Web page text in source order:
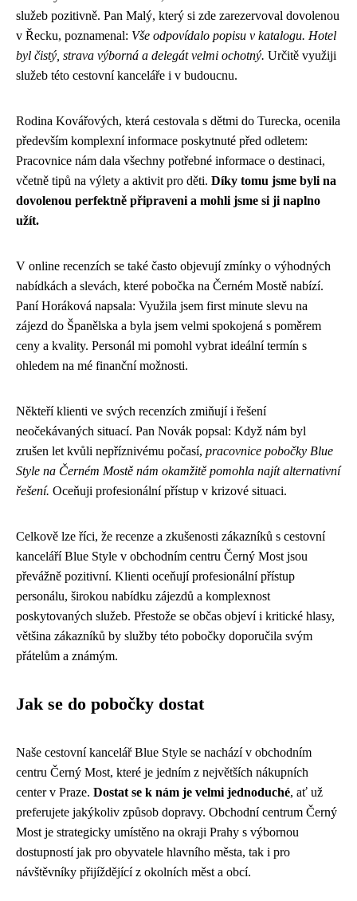
služeb pozitivně. Pan Malý, který si zde zarezervoval dovolenou
v Řecku, poznamenal: Vše odpovídalo popisu v katalogu. Hotel
byl čistý, strava výborná a delegát velmi ochotný. Určitě využiji
služeb této cestovní kanceláře i v budoucnu.
Rodina Kovářových, která cestovala s dětmi do Turecka, ocenila
především komplexní informace poskytnuté před odletem:
Pracovnice nám dala všechny potřebné informace o destinaci,
včetně tipů na výlety a aktivit pro děti. Díky tomu jsme byli na
dovolenou perfektně připraveni a mohli jsme si ji naplno
užít.
V online recenzích se také často objevují zmínky o výhodných
nabídkách a slevách, které pobočka na Černém Mostě nabízí.
Paní Horáková napsala: Využila jsem first minute slevu na
zájezd do Španělska a byla jsem velmi spokojená s poměrem
ceny a kvality. Personál mi pomohl vybrat ideální termín s
ohledem na mé finanční možnosti.
Někteří klienti ve svých recenzích zmiňují i řešení
neočekávaných situací. Pan Novák popsal: Když nám byl
zrušen let kvůli nepříznivému počasí, pracovnice pobočky Blue
Style na Černém Mostě nám okamžitě pomohla najít alternativní
řešení. Oceňuji profesionální přístup v krizové situaci.
Celkově lze říci, že recenze a zkušenosti zákazníků s cestovní
kanceláří Blue Style v obchodním centru Černý Most jsou
převážně pozitivní. Klienti oceňují profesionální přístup
personálu, širokou nabídku zájezdů a komplexnost
poskytovaných služeb. Přestože se občas objeví i kritické hlasy,
většina zákazníků by služby této pobočky doporučila svým
přátelům a známým.
Jak se do pobočky dostat
Naše cestovní kancelář Blue Style se nachází v obchodním
centru Černý Most, které je jedním z největších nákupních
center v Praze. Dostat se k nám je velmi jednoduché, ať už
preferujete jakýkoliv způsob dopravy. Obchodní centrum Černý
Most je strategicky umístěno na okraji Prahy s výbornou
dostupností jak pro obyvatele hlavního města, tak i pro
návštěvníky přijíždějící z okolních měst a obcí.